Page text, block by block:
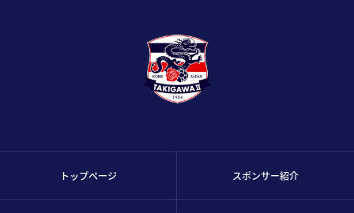
トップページ スポンサー紹介